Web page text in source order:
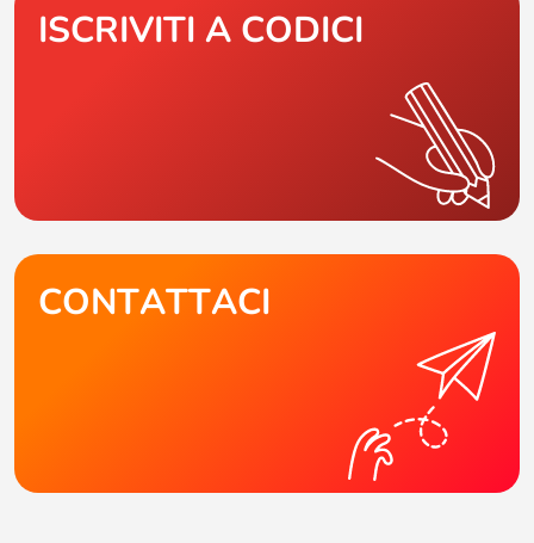
ISCRIVITI A CODICI
CONTATTACI